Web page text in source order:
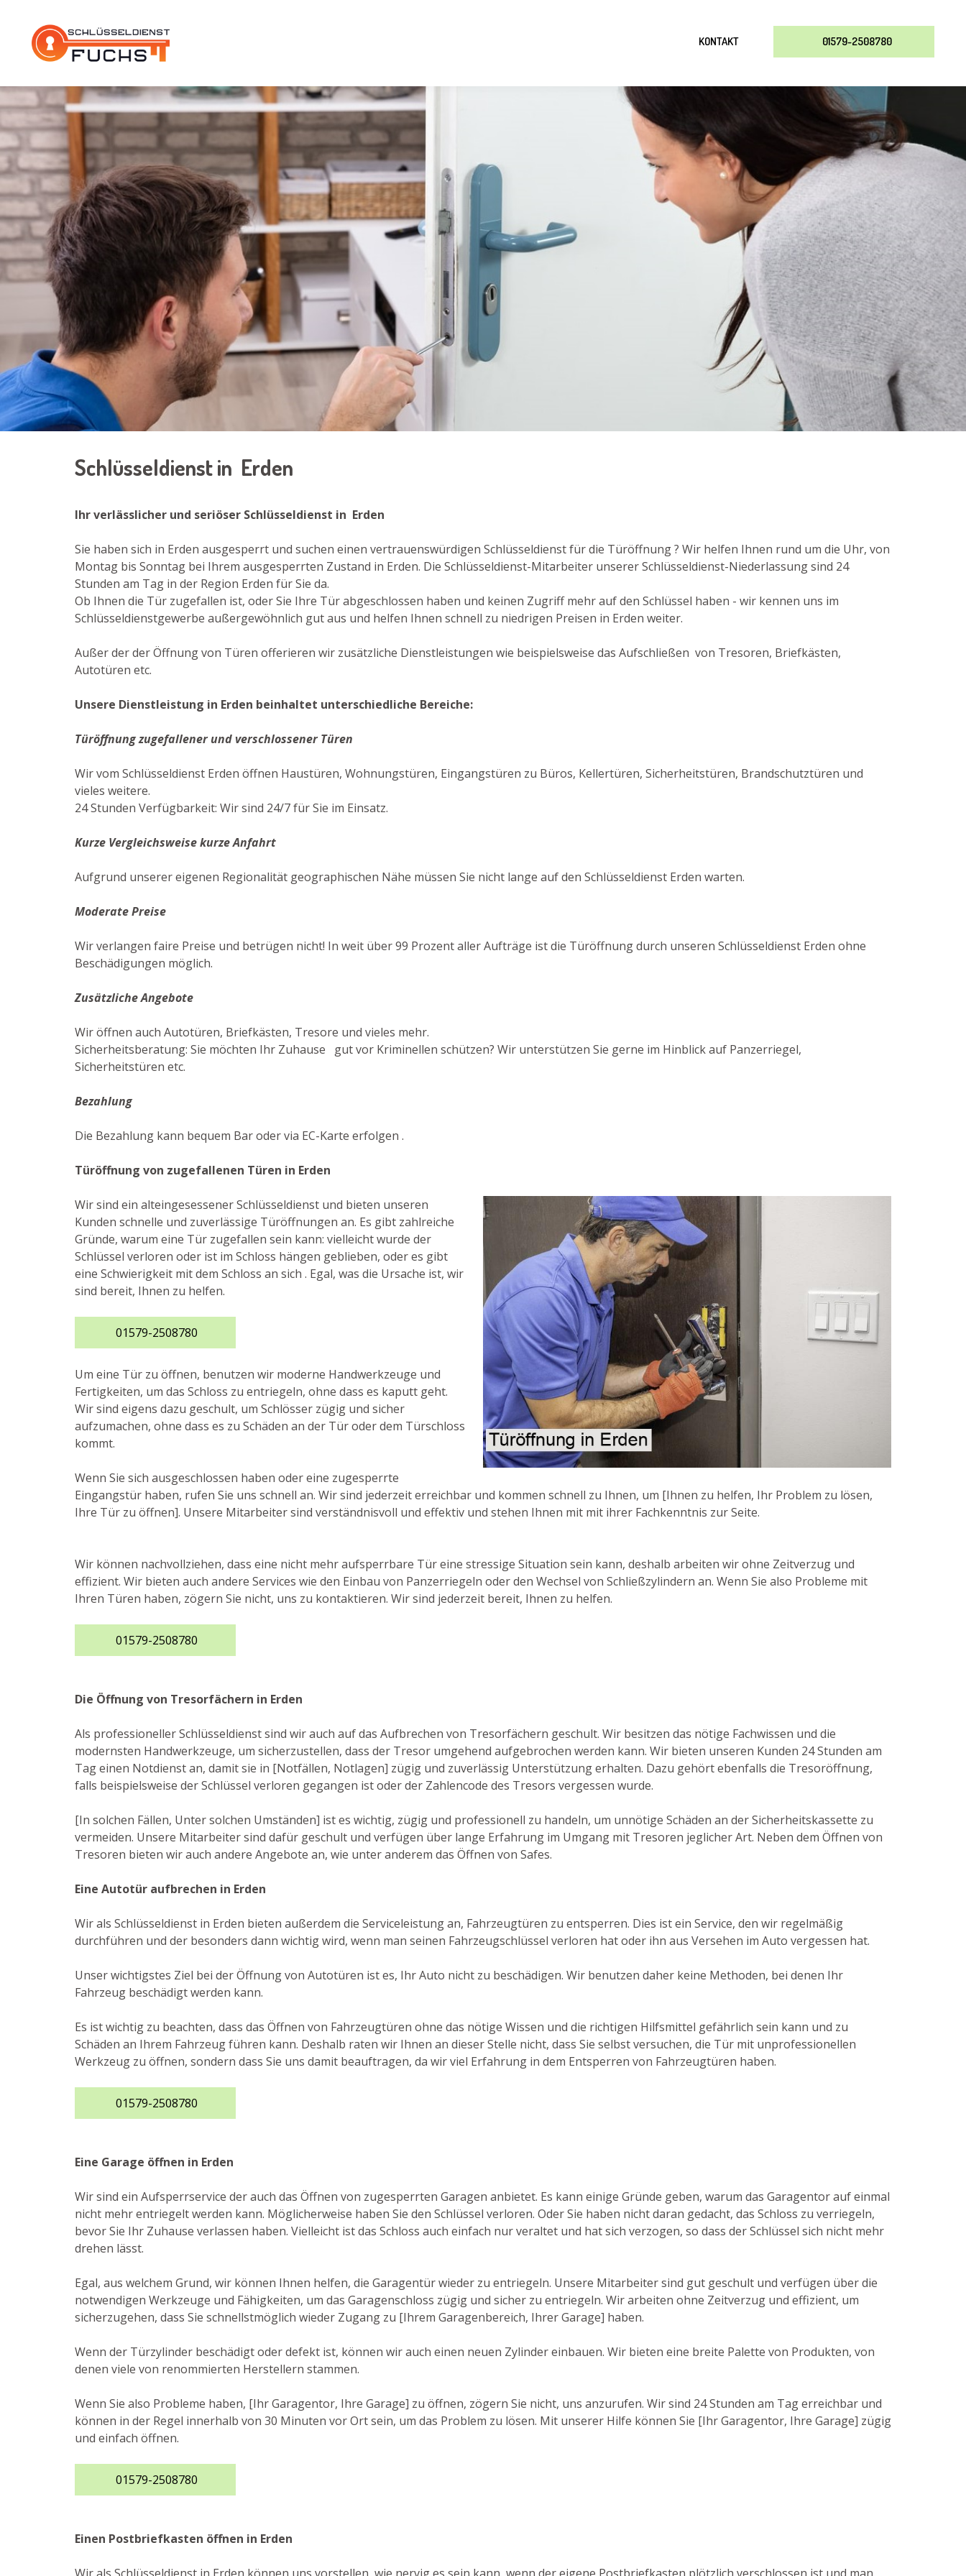
KONTAKT 01579-2508780
Schlüsseldienst in Erden
Ihr verlässlicher und seriöser Schlüsseldienst in Erden
Sie haben sich in Erden ausgesperrt und suchen einen vertrauenswürdigen Schlüsseldienst für die Türöffnung ? Wir helfen Ihnen rund um die Uhr, von
Montag bis Sonntag bei Ihrem ausgesperrten Zustand in Erden. Die Schlüsseldienst-Mitarbeiter unserer Schlüsseldienst-Niederlassung sind 24
Stunden am Tag in der Region Erden für Sie da.
Ob Ihnen die Tür zugefallen ist, oder Sie Ihre Tür abgeschlossen haben und keinen Zugriff mehr auf den Schlüssel haben - wir kennen uns im
Schlüsseldienstgewerbe außergewöhnlich gut aus und helfen Ihnen schnell zu niedrigen Preisen in Erden weiter.
Außer der der Öffnung von Türen offerieren wir zusätzliche Dienstleistungen wie beispielsweise das Aufschließen von Tresoren, Briefkästen,
Autotüren etc.
Unsere Dienstleistung in Erden beinhaltet unterschiedliche Bereiche:
Türöffnung zugefallener und verschlossener Türen
Wir vom Schlüsseldienst Erden öffnen Haustüren, Wohnungstüren, Eingangstüren zu Büros, Kellertüren, Sicherheitstüren, Brandschutztüren und
vieles weitere.
24 Stunden Verfügbarkeit: Wir sind 24/7 für Sie im Einsatz.
Kurze Vergleichsweise kurze Anfahrt
Aufgrund unserer eigenen Regionalität geographischen Nähe müssen Sie nicht lange auf den Schlüsseldienst Erden warten.
Moderate Preise
Wir verlangen faire Preise und betrügen nicht! In weit über 99 Prozent aller Aufträge ist die Türöffnung durch unseren Schlüsseldienst Erden ohne
Beschädigungen möglich.
Zusätzliche Angebote
Wir öffnen auch Autotüren, Briefkästen, Tresore und vieles mehr.
Sicherheitsberatung: Sie möchten Ihr Zuhause gut vor Kriminellen schützen? Wir unterstützen Sie gerne im Hinblick auf Panzerriegel,
Sicherheitstüren etc.
Bezahlung
Die Bezahlung kann bequem Bar oder via EC-Karte erfolgen .
Türöffnung von zugefallenen Türen in Erden
Wir sind ein alteingesessener Schlüsseldienst und bieten unseren
Kunden schnelle und zuverlässige Türöffnungen an. Es gibt zahlreiche
Gründe, warum eine Tür zugefallen sein kann: vielleicht wurde der
Schlüssel verloren oder ist im Schloss hängen geblieben, oder es gibt
eine Schwierigkeit mit dem Schloss an sich . Egal, was die Ursache ist, wir
sind bereit, Ihnen zu helfen.
01579-2508780
Um eine Tür zu öffnen, benutzen wir moderne Handwerkzeuge und
Fertigkeiten, um das Schloss zu entriegeln, ohne dass es kaputt geht.
Wir sind eigens dazu geschult, um Schlösser zügig und sicher
aufzumachen, ohne dass es zu Schäden an der Tür oder dem Türschloss
kommt.
Wenn Sie sich ausgeschlossen haben oder eine zugesperrte
Eingangstür haben, rufen Sie uns schnell an. Wir sind jederzeit erreichbar und kommen schnell zu Ihnen, um [Ihnen zu helfen, Ihr Problem zu lösen,
Ihre Tür zu öffnen]. Unsere Mitarbeiter sind verständnisvoll und effektiv und stehen Ihnen mit mit ihrer Fachkenntnis zur Seite.
Wir können nachvollziehen, dass eine nicht mehr aufsperrbare Tür eine stressige Situation sein kann, deshalb arbeiten wir ohne Zeitverzug und
effizient. Wir bieten auch andere Services wie den Einbau von Panzerriegeln oder den Wechsel von Schließzylindern an. Wenn Sie also Probleme mit
Ihren Türen haben, zögern Sie nicht, uns zu kontaktieren. Wir sind jederzeit bereit, Ihnen zu helfen.
01579-2508780
Die Öffnung von Tresorfächern in Erden
Als professioneller Schlüsseldienst sind wir auch auf das Aufbrechen von Tresorfächern geschult. Wir besitzen das nötige Fachwissen und die
modernsten Handwerkzeuge, um sicherzustellen, dass der Tresor umgehend aufgebrochen werden kann. Wir bieten unseren Kunden 24 Stunden am
Tag einen Notdienst an, damit sie in [Notfällen, Notlagen] zügig und zuverlässig Unterstützung erhalten. Dazu gehört ebenfalls die Tresoröffnung,
falls beispielsweise der Schlüssel verloren gegangen ist oder der Zahlencode des Tresors vergessen wurde.
[In solchen Fällen, Unter solchen Umständen] ist es wichtig, zügig und professionell zu handeln, um unnötige Schäden an der Sicherheitskassette zu
vermeiden. Unsere Mitarbeiter sind dafür geschult und verfügen über lange Erfahrung im Umgang mit Tresoren jeglicher Art. Neben dem Öffnen von
Tresoren bieten wir auch andere Angebote an, wie unter anderem das Öffnen von Safes.
Eine Autotür aufbrechen in Erden
Wir als Schlüsseldienst in Erden bieten außerdem die Serviceleistung an, Fahrzeugtüren zu entsperren. Dies ist ein Service, den wir regelmäßig
durchführen und der besonders dann wichtig wird, wenn man seinen Fahrzeugschlüssel verloren hat oder ihn aus Versehen im Auto vergessen hat.
Unser wichtigstes Ziel bei der Öffnung von Autotüren ist es, Ihr Auto nicht zu beschädigen. Wir benutzen daher keine Methoden, bei denen Ihr
Fahrzeug beschädigt werden kann.
Es ist wichtig zu beachten, dass das Öffnen von Fahrzeugtüren ohne das nötige Wissen und die richtigen Hilfsmittel gefährlich sein kann und zu
Schäden an Ihrem Fahrzeug führen kann. Deshalb raten wir Ihnen an dieser Stelle nicht, dass Sie selbst versuchen, die Tür mit unprofessionellen
Werkzeug zu öffnen, sondern dass Sie uns damit beauftragen, da wir viel Erfahrung in dem Entsperren von Fahrzeugtüren haben.
01579-2508780
Eine Garage öffnen in Erden
Wir sind ein Aufsperrservice der auch das Öffnen von zugesperrten Garagen anbietet. Es kann einige Gründe geben, warum das Garagentor auf einmal
nicht mehr entriegelt werden kann. Möglicherweise haben Sie den Schlüssel verloren. Oder Sie haben nicht daran gedacht, das Schloss zu verriegeln,
bevor Sie Ihr Zuhause verlassen haben. Vielleicht ist das Schloss auch einfach nur veraltet und hat sich verzogen, so dass der Schlüssel sich nicht mehr
drehen lässt.
Egal, aus welchem Grund, wir können Ihnen helfen, die Garagentür wieder zu entriegeln. Unsere Mitarbeiter sind gut geschult und verfügen über die
notwendigen Werkzeuge und Fähigkeiten, um das Garagenschloss zügig und sicher zu entriegeln. Wir arbeiten ohne Zeitverzug und effizient, um
sicherzugehen, dass Sie schnellstmöglich wieder Zugang zu [Ihrem Garagenbereich, Ihrer Garage] haben.
Wenn der Türzylinder beschädigt oder defekt ist, können wir auch einen neuen Zylinder einbauen. Wir bieten eine breite Palette von Produkten, von
denen viele von renommierten Herstellern stammen.
Wenn Sie also Probleme haben, [Ihr Garagentor, Ihre Garage] zu öffnen, zögern Sie nicht, uns anzurufen. Wir sind 24 Stunden am Tag erreichbar und
können in der Regel innerhalb von 30 Minuten vor Ort sein, um das Problem zu lösen. Mit unserer Hilfe können Sie [Ihr Garagentor, Ihre Garage] zügig
und einfach öffnen.
01579-2508780
Einen Postbriefkasten öffnen in Erden